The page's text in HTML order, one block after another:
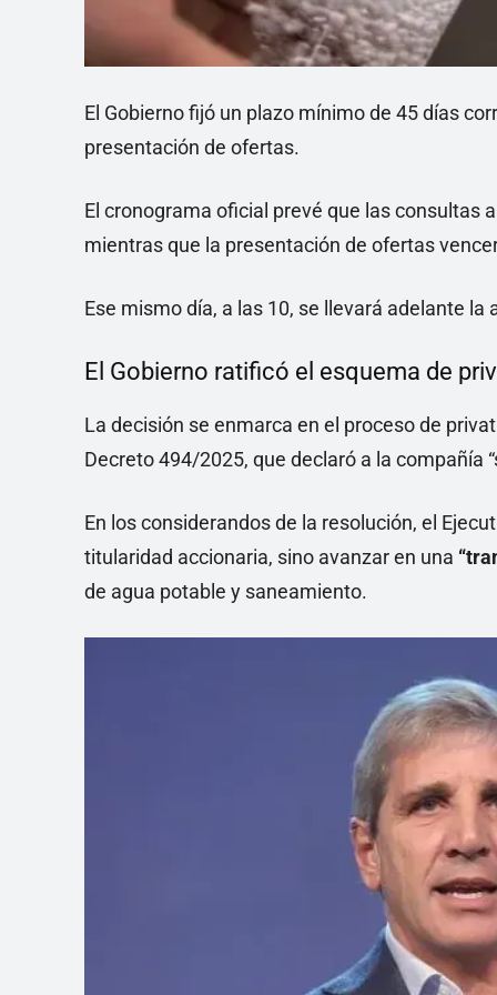
El Gobierno fijó un plazo mínimo de 45 días
presentación de ofertas.
El cronograma oficial prevé que las consultas
mientras que la presentación de ofertas
Ese mismo día, a las 10, se llevará adelante
El Gobierno ratificó el esquema de
La decisión se enmarca en el proceso de
Decreto 494/2025, que declaró a la compañía
En los considerandos de la resolución, el
titularidad accionaria, sino avanzar en una
de agua potable y saneamiento.